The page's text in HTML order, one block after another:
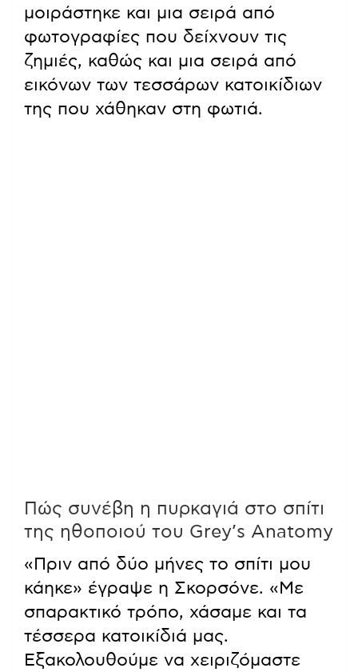
μοιράστηκε και μια σειρά από
φωτογραφίες που δείχνουν τις
ζημιές, καθώς και μια σειρά από
εικόνων των τεσσάρων κατοικίδιων
της που χάθηκαν στη φωτιά.
Πώς συνέβη η πυρκαγιά στο σπίτι
της ηθοποιού του Grey’s Anatomy
«Πριν από δύο μήνες το σπίτι μου
κάηκε» έγραψε η Σκορσόνε. «Με
σπαρακτικό τρόπο, χάσαμε και τα
τέσσερα κατοικίδιά μας.
Εξακολουθούμε να χειριζόμαστε